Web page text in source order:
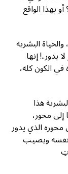
بهذا الواقع
البشرية
يدور..! إنها
الكون كله،
هذا
محور،
الذي يدور
نفسه ويصيب